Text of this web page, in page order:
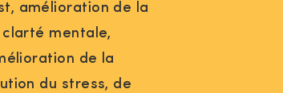
amélioration de la
mentale,
de la
du stress, de